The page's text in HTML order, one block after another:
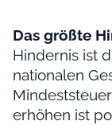
Das größte
Hindernis ist
nationalen
erhöhen ist